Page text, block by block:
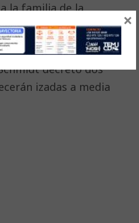
la familia de la
manifestando
decretó dos
izadas a media
×